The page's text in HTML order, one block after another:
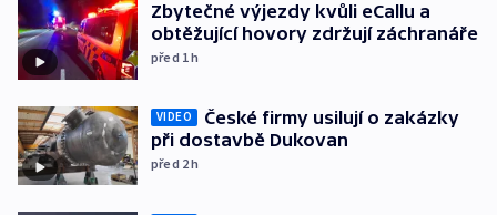
Zbytečné výjezdy kvůli eCallu a
obtěžující hovory zdržují záchranáře
před 1h
VIDEO
České firmy usilují o zakázky
při dostavbě Dukovan
před 2h